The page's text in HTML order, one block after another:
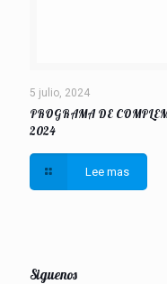
5 julio, 2024
PROGRAMA DE
2024
Lee mas
Siguenos